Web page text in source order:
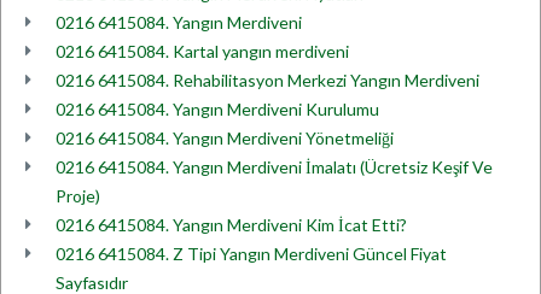
0216 6415084. Yangın Merdiveni
0216 6415084. Kartal yangın merdiveni
0216 6415084. Rehabilitasyon Merkezi Yangın Merdiveni
0216 6415084. Yangın Merdiveni Kurulumu
0216 6415084. Yangın Merdiveni Yönetmeliği
0216 6415084. Yangın Merdiveni İmalatı (Ücretsiz Keşif Ve
Proje)
0216 6415084. Yangın Merdiveni Kim İcat Etti?
0216 6415084. Z Tipi Yangın Merdiveni Güncel Fiyat
Sayfasıdır